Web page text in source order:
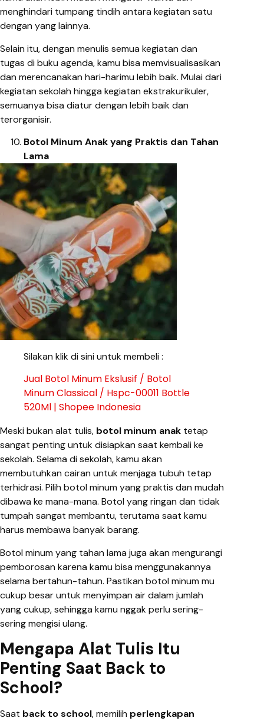
menghindari tumpang tindih antara kegiatan satu
dengan yang lainnya.
Selain itu, dengan menulis semua kegiatan dan
tugas di buku agenda, kamu bisa memvisualisasikan
dan merencanakan hari-harimu lebih baik. Mulai dari
kegiatan sekolah hingga kegiatan ekstrakurikuler,
semuanya bisa diatur dengan lebih baik dan
terorganisir.
Botol Minum Anak yang Praktis dan Tahan
Lama
Silakan klik di sini untuk membeli :
Jual Botol Minum Ekslusif / Botol
Minum Classical / Hspc-00011 Bottle
520Ml | Shopee Indonesia
Meski bukan alat tulis, botol minum anak tetap
sangat penting untuk disiapkan saat kembali ke
sekolah. Selama di sekolah, kamu akan
membutuhkan cairan untuk menjaga tubuh tetap
terhidrasi. Pilih botol minum yang praktis dan mudah
dibawa ke mana-mana. Botol yang ringan dan tidak
tumpah sangat membantu, terutama saat kamu
harus membawa banyak barang.
Botol minum yang tahan lama juga akan mengurangi
pemborosan karena kamu bisa menggunakannya
selama bertahun-tahun. Pastikan botol minum mu
cukup besar untuk menyimpan air dalam jumlah
yang cukup, sehingga kamu nggak perlu sering-
sering mengisi ulang.
Mengapa Alat Tulis Itu
Penting Saat Back to
School?
Saat back to school, memilih perlengkapan